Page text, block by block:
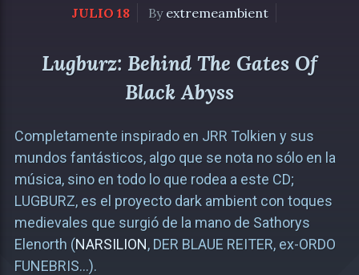
JULIO 18 By extremeambient
Lugburz: Behind The Gates Of
Black Abyss
Completamente inspirado en JRR Tolkien y sus
mundos fantásticos, algo que se nota no sólo en la
música, sino en todo lo que rodea a este CD;
LUGBURZ, es el proyecto dark ambient con toques
medievales que surgió de la mano de Sathorys
Elenorth (NARSILION, DER BLAUE REITER, ex-ORDO
FUNEBRIS…).